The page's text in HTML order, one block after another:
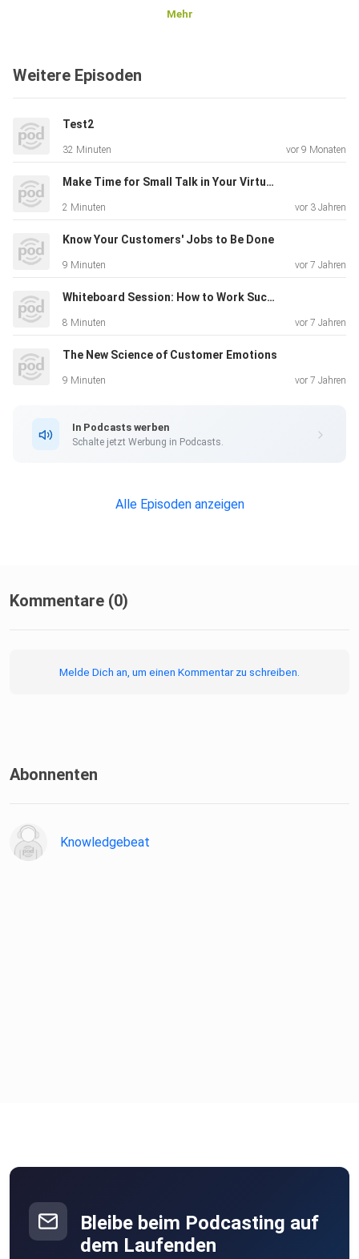
Mehr
Weitere Episoden
Test2
32 Minuten vor 9 Monaten
Make Time for Small Talk in Your Virtual Meetings
2 Minuten vor 3 Jahren
Know Your Customers' Jobs to Be Done
9 Minuten vor 7 Jahren
Whiteboard Session: How to Work Successfully Across Borders
8 Minuten vor 7 Jahren
The New Science of Customer Emotions
9 Minuten vor 7 Jahren
In Podcasts werben
Schalte jetzt Werbung in Podcasts.
Alle Episoden anzeigen
Kommentare (0)
Melde Dich an, um einen Kommentar zu schreiben.
Abonnenten
Knowledgebeat
Bleibe beim Podcasting auf
dem Laufenden